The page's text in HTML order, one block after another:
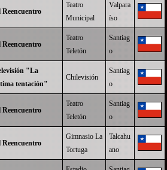
Reencuentro
Teatro
Municipal
Valpara
íso
Reencuentro
Teatro
Teletón
Santiag
o
"La
tentación"
Chilevisión
Santiag
o
Reencuentro
Teatro
Teletón
Santiag
o
Reencuentro
Gimnasio La
Tortuga
Talcahu
ano